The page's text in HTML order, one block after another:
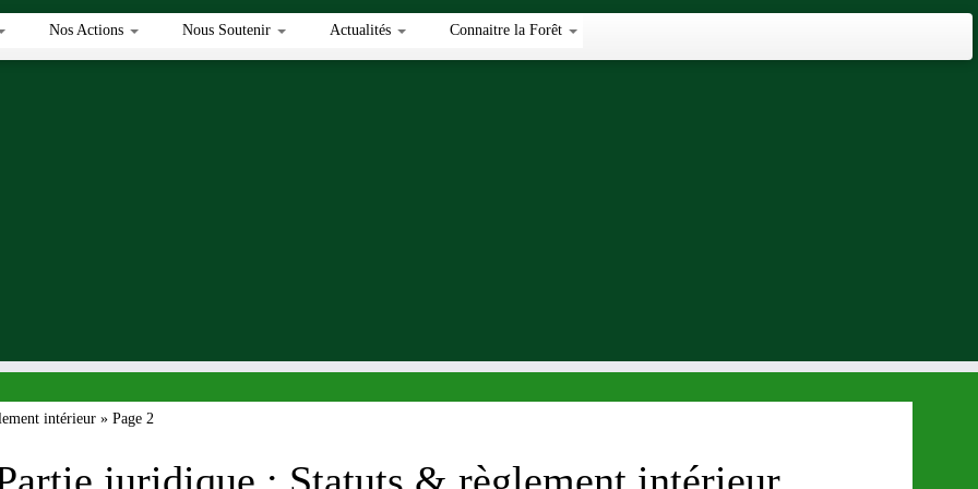
Nos Actions Nous Soutenir Actualités Connaitre la Forêt
intérieur » Page 2